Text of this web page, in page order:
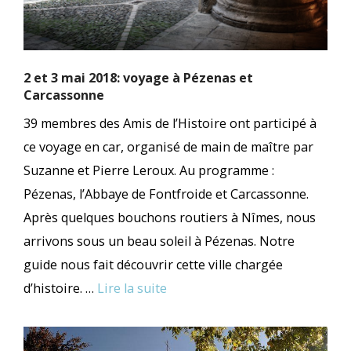
2 et 3 mai 2018: voyage à Pézenas et
Carcassonne
39 membres des Amis de l’Histoire ont participé à
ce voyage en car, organisé de main de maître par
Suzanne et Pierre Leroux. Au programme :
Pézenas, l’Abbaye de Fontfroide et Carcassonne.
Après quelques bouchons routiers à Nîmes, nous
arrivons sous un beau soleil à Pézenas. Notre
guide nous fait découvrir cette ville chargée
d’histoire. … Lire la suite